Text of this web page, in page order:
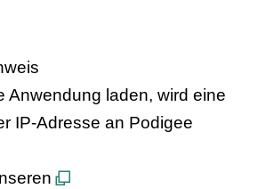
Anwendung laden, wird eine
IP-Adresse an Podigee